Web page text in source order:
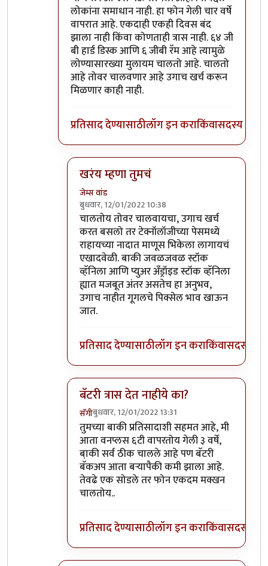
लोकांना समाधान नाही. हा फोन गेली चार वर्षे
वापरात आहे. एकदाही एकही दिवस बंद
झाला नाही किंवा कोणताही त्रास नाही. ६४ जी
बी हार्ड डिस्क आणि ६ जीबी रॅम आहे त्यामुळे
लोण्यासारख्या मुलायम चालतो आहे. चालतो
आहे तोवर चालवणार आहे उगाच खर्च करून
मिळणार काही नाही.
प्रतिसाद देण्यासाठीलॉग इन कराकिंवासदस्य व्हा
खरंय म्हणा तुमचं
जेम्स वांड
बुधवार, 12/01/2022 10:38
In reply toमाझ्याकडे वन प्लस फाईव्ह टी
चालतोय तोवर चालवायचा, उगाच खर्च
करत बसलो तर टेक्नॉलॉजीच्या पेसमध्ये
राहायच्या नादात माणूस भिकेला लागायचं
एखादवेळी. बाकी जवळजवळ स्टॉक
व्हॅनिला आणि प्युअर अँड्रॉइड स्टॉक व्हॅनिला
ह्यात मजबूत अंतर असतेच हा अनुभव,
उगाच नाहीत गूगलचे पिक्सेल भाव खाऊन
जात.
प्रतिसाद देण्यासाठीलॉग इन कराकिंवासदस्य व्हा
बॅटरी त्रास देत नाहीये का?
सॅगीबुधवार, 12/01/2022 13:31
In reply toमाझ्याकडे वन प्लस फाईव्ह टी
तुमच्या बाकी प्रतिसादाशी सहमत आहे, मी
आता वनप्लस ६टी वापरतोय गेली ३ वर्षे,
बा़की सर्व ठीक चालले आहे पण बॅटरी
बॅकअप आता बर्‍यापैकी कमी झाला आहे.
तेवढे एक सोडले तर फोन एकदम मक्खन
चालतोय..
प्रतिसाद देण्यासाठीलॉग इन कराकिंवासदस्य व्हा